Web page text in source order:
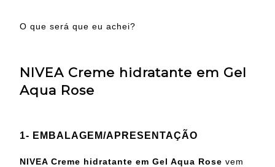
O que será que eu achei?
NIVEA Creme hidratante em Gel
Aqua Rose
1- EMBALAGEM/APRESENTAÇÃO
NIVEA Creme hidratante em Gel Aqua Rose vem